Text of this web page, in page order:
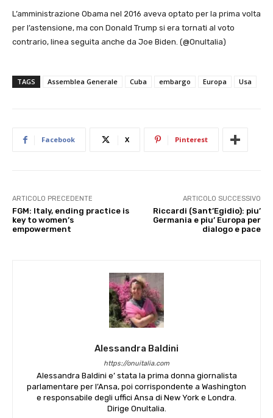
L’amministrazione Obama nel 2016 aveva optato per la prima volta
per l’astensione, ma con Donald Trump si era tornati al voto
contrario, linea seguita anche da Joe Biden. (@OnuItalia)
TAGS Assemblea Generale Cuba embargo Europa Usa
Facebook X Pinterest
ARTICOLO PRECEDENTE
FGM: Italy, ending practice is
key to women’s
empowerment
ARTICOLO SUCCESSIVO
Riccardi (Sant’Egidio): piu’
Germania e piu’ Europa per
dialogo e pace
Alessandra Baldini
https://onuitalia.com
Alessandra Baldini e’ stata la prima donna giornalista
parlamentare per l’Ansa, poi corrispondente a Washington
e responsabile degli uffici Ansa di New York e Londra.
Dirige OnuItalia.